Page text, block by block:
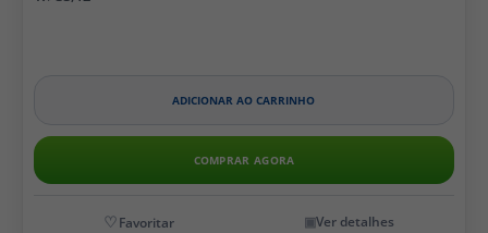
ADICIONAR AO CARRINHO
COMPRAR AGORA
Ver detalhes